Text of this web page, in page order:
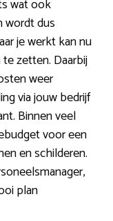
wat ook
wordt dus
je werkt kan nu
zetten. Daarbij
weer
via jouw bedrijf
Binnen veel
voor een
en schilderen.
plan